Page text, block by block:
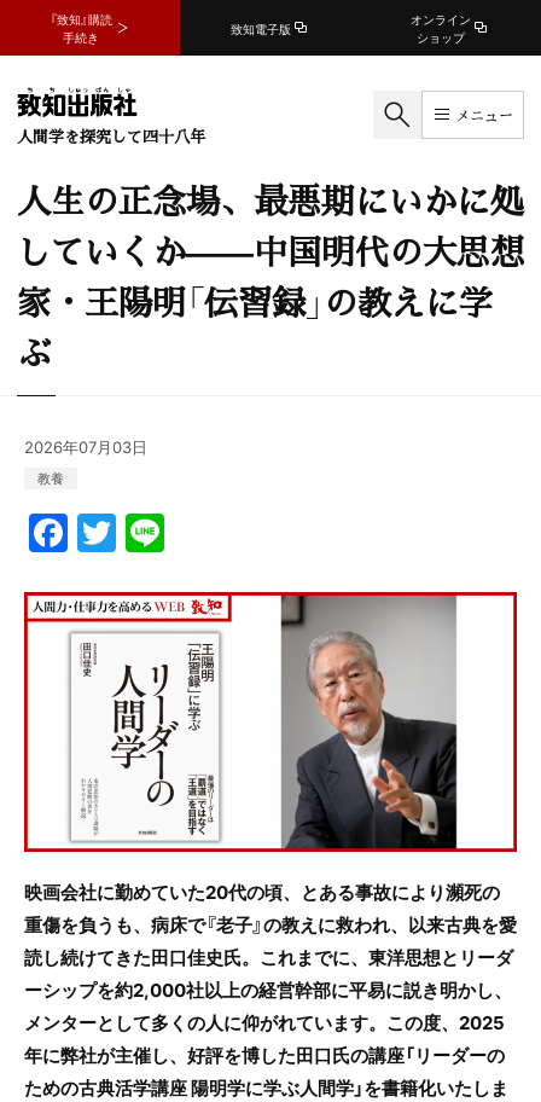
『致知』購読
手続き
致知電子版
オンライン
ショップ
人間学を探究して四十八年
メニュー
人生の正念場、最悪期にいかに処
していくか——中国明代の大思想
家・王陽明「伝習録」の教えに学
ぶ
2026年07月03日
教養
F
a
c
e
b
o
k
T
w
itt
er
e
映画会社に勤めていた20代の頃、とある事故により瀕死の
重傷を負うも、病床で『老子』の教えに救われ、以来古典を愛
読し続けてきた田口佳史氏。これまでに、東洋思想とリーダ
ーシップを約2,000社以上の経営幹部に平易に説き明かし、
メンターとして多くの人に仰がれています。この度、2025
年に弊社が主催し、好評を博した田口氏の講座「リーダーの
ための古典活学講座 陽明学に学ぶ人間学」を書籍化いたしま